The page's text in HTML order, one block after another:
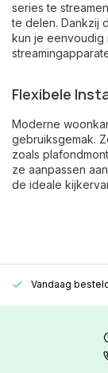
series te
te delen. Dankzij
kun je eenvoudig
Flexibele
Moderne
gebruiksgemak.
zoals
ze aanpassen
de ideale
Vandaag